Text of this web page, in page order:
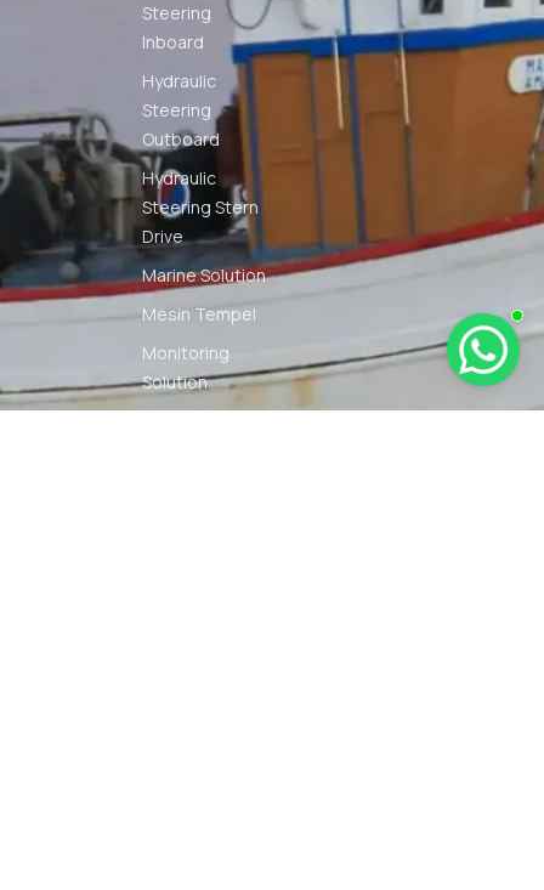
Steering
Inboard
Hydraulic
Steering
Outboard
Hydraulic
Steering Stern
Drive
Marine Solution
Mesin Tempel
Monitoring
Solution